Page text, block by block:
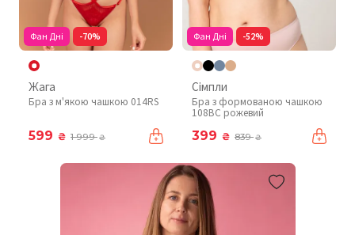
Фан Дні -70%
Жага
Бра з м'якою чашкою 014RS
599 ₴ 1 999₴
Фан Дні -52%
Сімпли
Бра з формованою чашкою
108BC рожевий
399 ₴ 839₴